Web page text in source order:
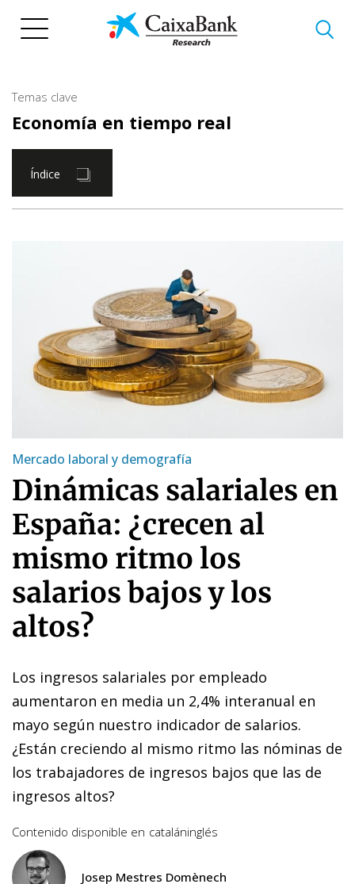
Temas clave
Economía en tiempo real
Índice
Mercado laboral y demografía
Dinámicas salariales en
España: ¿crecen al
mismo ritmo los
salarios bajos y los
altos?
Los ingresos salariales por empleado
aumentaron en media un 2,4% interanual en
mayo según nuestro indicador de salarios.
¿Están creciendo al mismo ritmo las nóminas de
los trabajadores de ingresos bajos que las de
ingresos altos?
Contenido disponible en cataláninglés
Josep Mestres Domènech